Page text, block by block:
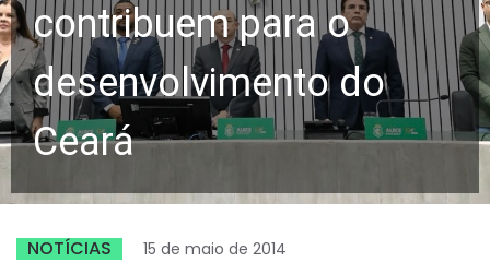
contribuem para o
desenvolvimento do
Ceará
NOTÍCIAS 15 de maio de 2014